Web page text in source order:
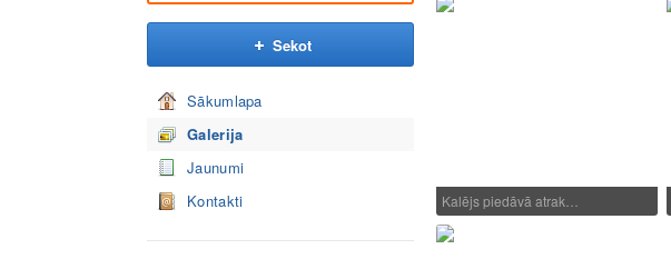
Sekot
Sākumlapa
Galerija
Jaunumi
Kontakti
Kalējs piedāvā atrak…